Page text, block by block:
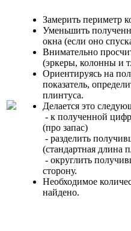
Замерить периметр
Уменьшить
окна (если оно
Внимательно
(эркеры, колонны и
Ориентируясь на
показатель,
плинтуса.
Делается это
- к полученной
(про запас)
- разделить
(стандартная длина
- округлить
сторону.
Необходимое
найдено.